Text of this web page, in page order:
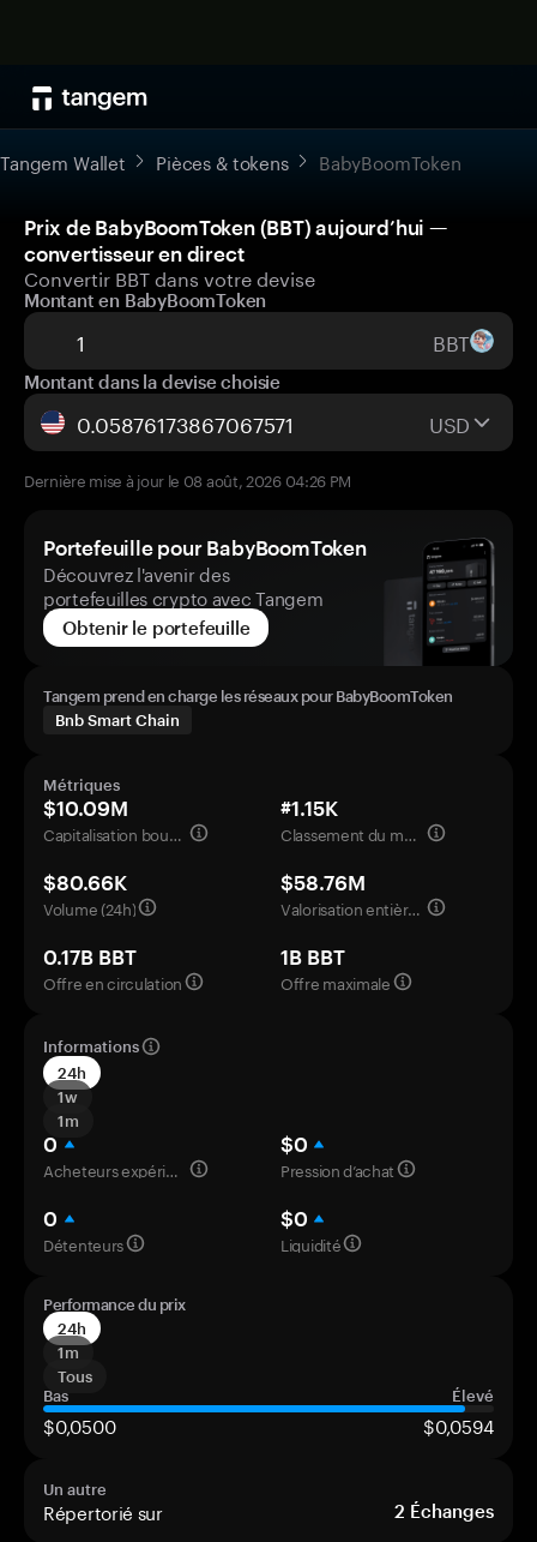
Tangem Wallet Pièces & tokens BabyBoomToken
Prix de BabyBoomToken (BBT) aujourd’hui —
convertisseur en direct
Convertir BBT dans votre devise
Montant en BabyBoomToken
BBT
Montant dans la devise choisie
USD
Dernière mise à jour le 08 août, 2026 04:26 PM
Portefeuille pour BabyBoomToken
Découvrez l'avenir des
portefeuilles crypto avec Tangem
Obtenir le portefeuille
Tangem prend en charge les réseaux pour BabyBoomToken
Bnb Smart Chain
Métriques
$10.09M
Capitalisation boursière
#1.15K
Classement du marché
$80.66K
Volume (24h)
$58.76M
Valorisation entièrement diluée
0.17B BBT
Offre en circulation
1B BBT
Offre maximale
Informations
24h
1w
1m
0
Acheteurs expérimentés
$0
Pression d’achat
0
Détenteurs
$0
Liquidité
Performance du prix
24h
1m
Tous
Bas
Élevé
$0,0500 $0,0594
Un autre
Répertorié sur 2 Échanges